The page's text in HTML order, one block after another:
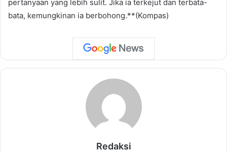
pertanyaan yang lebih sulit. Jika ia terkejut dan terbata-
bata, kemungkinan ia berbohong.**(Kompas)
Redaksi